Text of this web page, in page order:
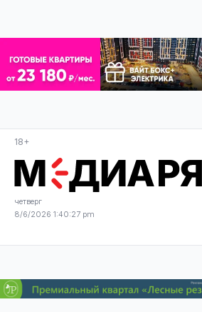
18+
четверг
8/6/2026 1:40:27 pm